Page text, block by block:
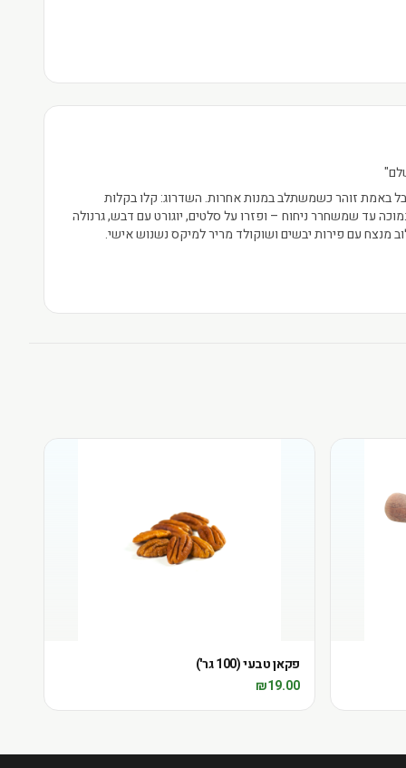
באמת זוהר כשמשתלב במנות אחרות. השדרוג: קלו בקלות
עד שמשחרר ניחוח – ופזרו על סלטים, יוגורט עם דבש, גרנולה
מנצח עם פירות יבשים ושוקולד מריר למיקס נשנוש אישי.
פקאן טבעי (100 גר')
₪19.00